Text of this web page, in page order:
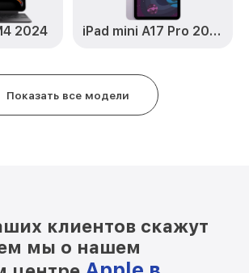
2024 iPad mini A17 Pro 2024
Показать все модели
клиентов скажут
мы о нашем